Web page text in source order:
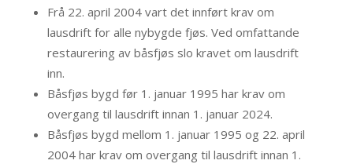
Frå 22. april 2004 vart det innført krav om
lausdrift for alle nybygde fjøs. Ved omfattande
restaurering av båsfjøs slo kravet om lausdrift
inn.
Båsfjøs bygd før 1. januar 1995 har krav om
overgang til lausdrift innan 1. januar 2024.
Båsfjøs bygd mellom 1. januar 1995 og 22. april
2004 har krav om overgang til lausdrift innan 1.